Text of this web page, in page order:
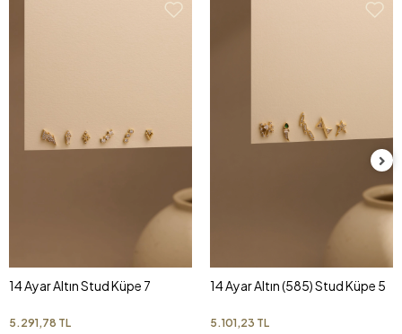
14 Ayar Altın Stud Küpe 7
5.291,78 TL
14 Ayar Altın (585) Stud Küpe 5
5.101,23 TL